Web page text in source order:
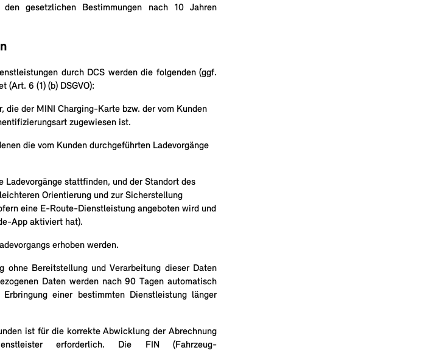
den gesetzlichen Bestimmungen nach 10 Jahren
durch DCS werden die folgenden (ggf.
(Art. 6 (1) (b) DSGVO):
der MINI Charging-Karte bzw. der vom Kunden
zugewiesen ist.
die vom Kunden durchgeführten Ladevorgänge
Ladevorgänge stattfinden, und der Standort des
Orientierung und zur Sicherstellung
eine E-Route-Dienstleistung angeboten wird und
App aktiviert hat).
erhoben werden.
ohne Bereitstellung und Verarbeitung dieser Daten
Daten werden nach 90 Tagen automatisch
einer bestimmten Dienstleistung länger
ist für die korrekte Abwicklung der Abrechnung
erforderlich. Die FIN (Fahrzeug-